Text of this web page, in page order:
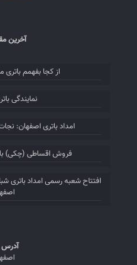
آخرین
از کجا بفهمم
نمایندگی
امداد باتری اصفهان:
فروش اقساطی (چکی)
آدرس